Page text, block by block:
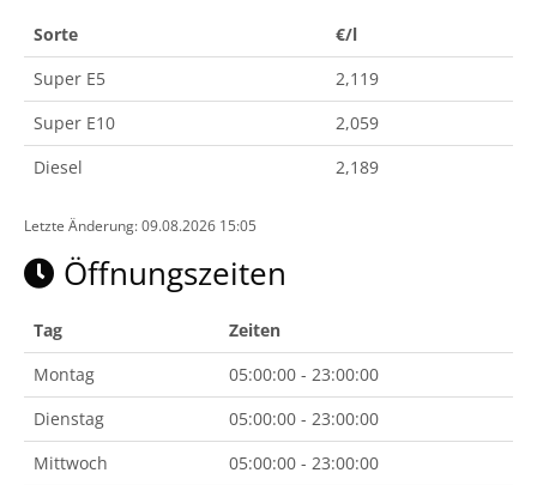
Sorte
€/l
Super E5
2,119
Super E10
2,059
Diesel
2,189
Letzte Änderung: 09.08.2026 15:05
Öffnungszeiten
Tag
Zeiten
Montag
05:00:00 - 23:00:00
Dienstag
05:00:00 - 23:00:00
Mittwoch
05:00:00 - 23:00:00